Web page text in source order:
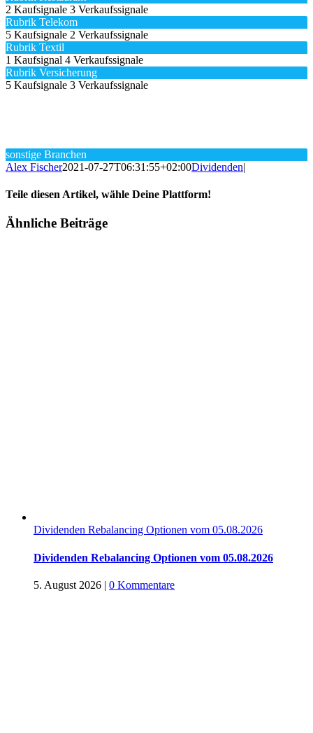
2 Kaufsignale 3 Verkaufssignale
Rubrik Telekom
5 Kaufsignale 2 Verkaufssignale
Rubrik Textil
1 Kaufsignal 4 Verkaufssignale
Rubrik Versicherung
5 Kaufsignale 3 Verkaufssignale
sonstige Branchen
Alex Fischer2021-07-27T06:31:55+02:00Dividenden|
Teile diesen Artikel, wähle Deine Plattform!
Facebook
Twitter
Reddit
LinkedIn
Tumblr
Pinterest
Vk
E-
Ähnliche Beiträge
Dividenden Rebalancing Optionen vom 05.08.2026
Dividenden Rebalancing Optionen vom 05.08.2026
5. August 2026 | 0 Kommentare